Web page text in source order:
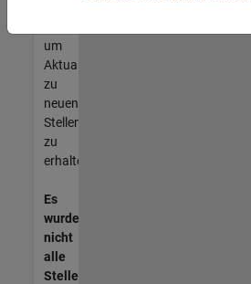
um
Aktualisierungen
zu
neuen
Stellenangeboten
zu
erhalten.
Es
wurden
nicht
alle
Stellen